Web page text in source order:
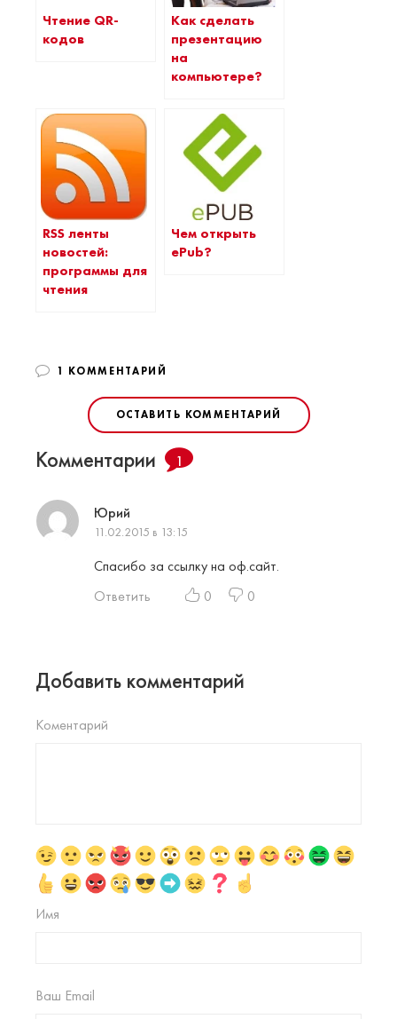
Чтение QR-
кодов
Как сделать
презентацию
на
компьютере?
RSS ленты
новостей:
программы для
чтения
Чем открыть
ePub?
1 КОММЕНТАРИЙ
ОСТАВИТЬ КОММЕНТАРИЙ
Комментарии 1
Юрий
11.02.2015 в 13:15
Спасибо за ссылку на оф.сайт.
Ответить
0 0
Добавить комментарий
Коментарий
Имя
Ваш Email